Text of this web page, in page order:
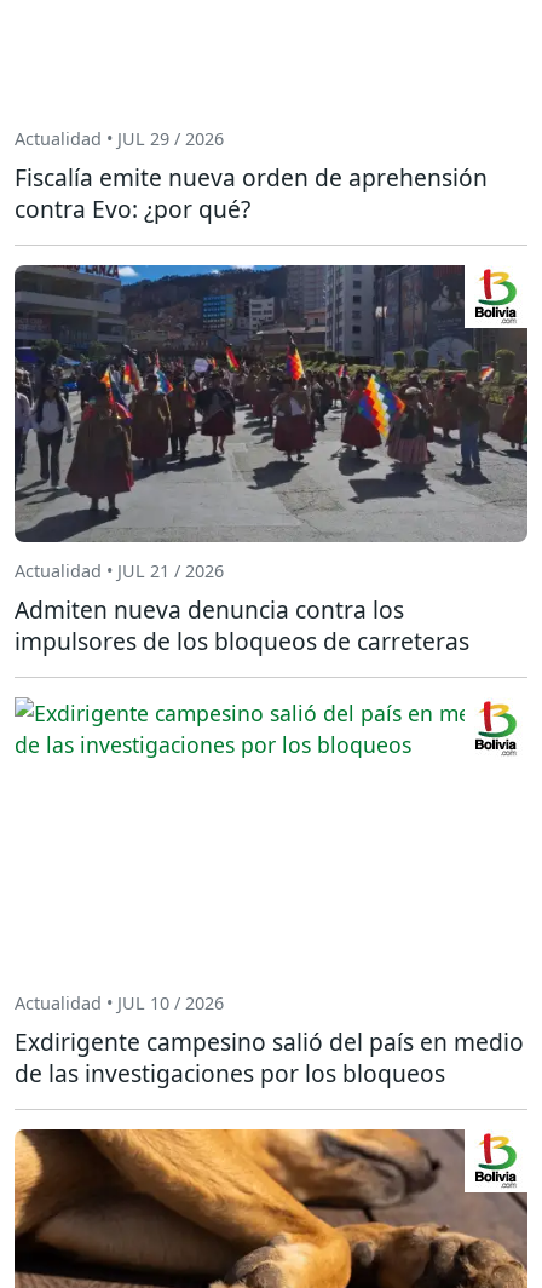
Actualidad • JUL 29 / 2026
Fiscalía emite nueva orden de aprehensión
contra Evo: ¿por qué?
Actualidad • JUL 21 / 2026
Admiten nueva denuncia contra los
impulsores de los bloqueos de carreteras
Actualidad • JUL 10 / 2026
Exdirigente campesino salió del país en medio
de las investigaciones por los bloqueos